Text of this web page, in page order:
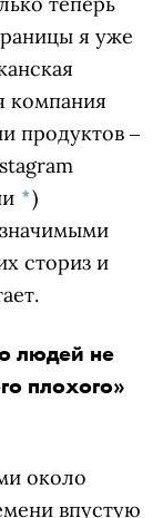
я уже
компания
продуктов ‒
*)
сториз и
людей не
плохого»
около
впустую